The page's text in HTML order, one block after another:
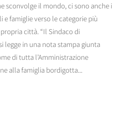
sconvolge il mondo, ci sono anche i
famiglie verso le categorie più
città. “Il Sindaco di
legge in una nota stampa giunta
di tutta l’Amministrazione
alla famiglia bordigotta...